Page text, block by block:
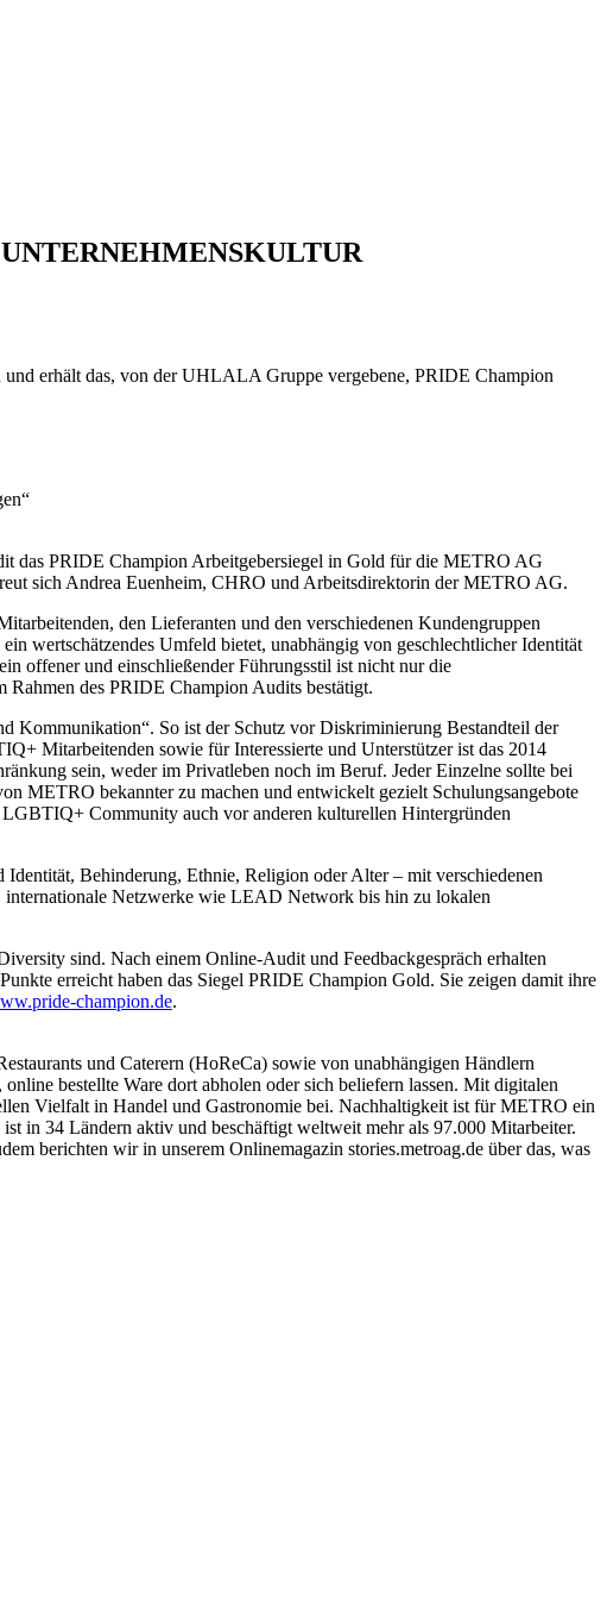
erhält das, von der UHLALA Gruppe vergebene, PRIDE Champion
das PRIDE Champion Arbeitgebersiegel in Gold für die METRO AG
sich Andrea Euenheim, CHRO und Arbeitsdirektorin der METRO AG.
den Lieferanten und den verschiedenen Kundengruppen
wertschätzendes Umfeld bietet, unabhängig von geschlechtlicher Identität
offener und einschließender Führungsstil ist nicht nur die
des PRIDE Champion Audits bestätigt.
Kommunikation“. So ist der Schutz vor Diskriminierung Bestandteil der
Mitarbeitenden sowie für Interessierte und Unterstützer ist das 2014
sein, weder im Privatleben noch im Beruf. Jeder Einzelne sollte bei
METRO bekannter zu machen und entwickelt gezielt Schulungsangebote
Community auch vor anderen kulturellen Hintergründen
Behinderung, Ethnie, Religion oder Alter – mit verschiedenen
internationale Netzwerke wie LEAD Network bis hin zu lokalen
sind. Nach einem Online-Audit und Feedbackgespräch erhalten
erreicht haben das Siegel PRIDE Champion Gold. Sie zeigen damit ihre
champion.de.
und Caterern (HoReCa) sowie von unabhängigen Händlern
bestellte Ware dort abholen oder sich beliefern lassen. Mit digitalen
Vielfalt in Handel und Gastronomie bei. Nachhaltigkeit ist für METRO ein
in 34 Ländern aktiv und beschäftigt weltweit mehr als 97.000 Mitarbeiter.
berichten wir in unserem Onlinemagazin stories.metroag.de über das, was